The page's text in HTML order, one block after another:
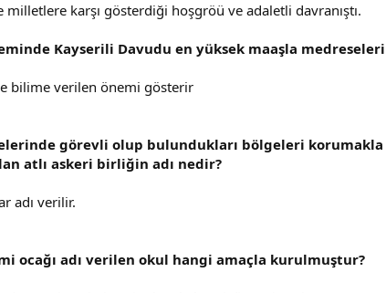
milletlere karşı gösterdiği hoşgröü ve adaletli davranıştı.
Kayserili Davudu en yüksek maaşla
bilime verilen önemi gösterir
görevli olup bulundukları bölgeleri
atlı askeri birliğin adı nedir?
adı verilir.
ocağı adı verilen okul hangi amaçla kurulmuştur?